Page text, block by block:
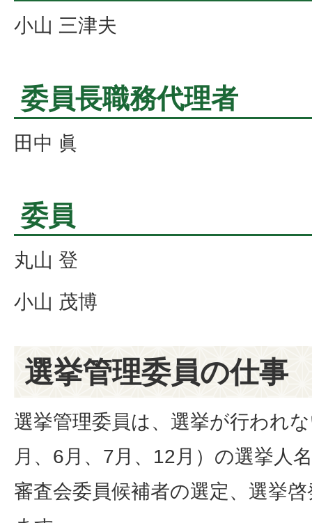
小山 三津夫
委員長職務代理者
田中 眞
委員
丸山 登
小山 茂博
選挙管理委員の仕事
選挙管理委員は、選挙が行われ
月、6月、7月、12月）の選挙人
審査会委員候補者の選定、選挙